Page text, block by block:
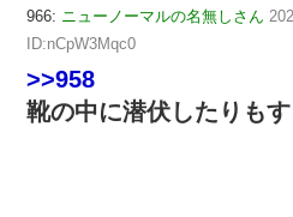
966: ニューノーマルの名無しさん
ID:nCpW3Mqc0
>>958
靴の中に潜伏したりも